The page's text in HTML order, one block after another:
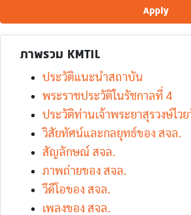
Apply
ภาพรวม KMTIL
ประวัติแนะนำสถาบัน
พระราชประวัติในรัชกาลที่ 4
ประวัติท่านเจ้าพระยาสุรวงษ์ไ
วิสัยทัศน์และกลยุทธ์ของ สจล.
สัญลักษณ์ สจล.
ภาพถ่ายของ สจล.
วีดีโอของ สจล.
เพลงของ สจล.